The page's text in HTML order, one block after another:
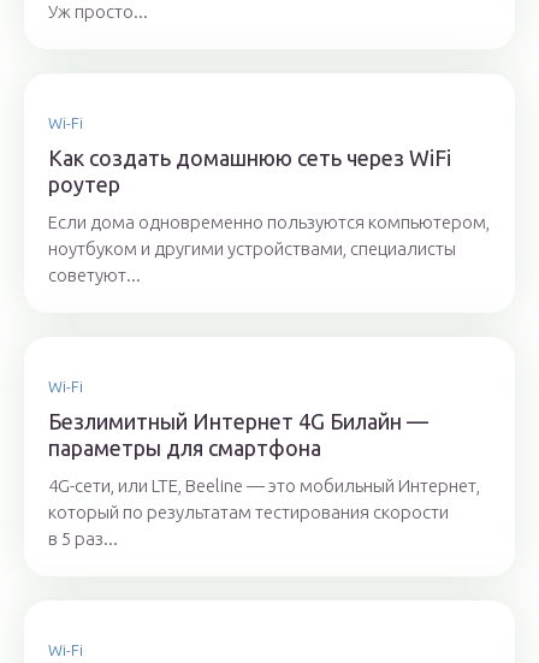
Уж просто...
Wi-Fi
Как создать домашнюю сеть через WiFi
роутер
Если дома одновременно пользуются компьютером,
ноутбуком и другими устройствами, специалисты
советуют...
Wi-Fi
Безлимитный Интернет 4G Билайн —
параметры для смартфона
4G-сети, или LTE, Beeline — это мобильный Интернет,
который по результатам тестирования скорости
в 5 раз...
Wi-Fi